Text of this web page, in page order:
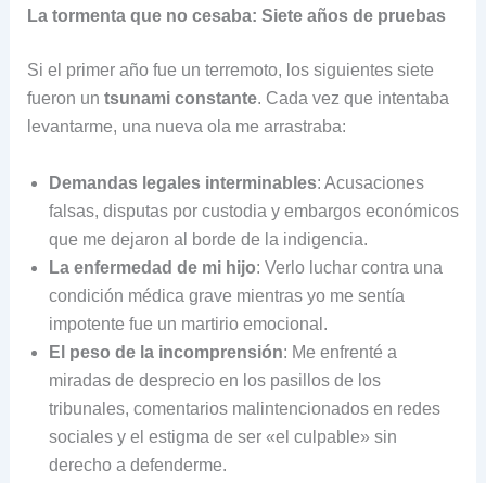
La tormenta que no cesaba: Siete años de pruebas
Si el primer año fue un terremoto, los siguientes siete
fueron un tsunami constante. Cada vez que intentaba
levantarme, una nueva ola me arrastraba:
Demandas legales interminables: Acusaciones
falsas, disputas por custodia y embargos económicos
que me dejaron al borde de la indigencia.
La enfermedad de mi hijo: Verlo luchar contra una
condición médica grave mientras yo me sentía
impotente fue un martirio emocional.
El peso de la incomprensión: Me enfrenté a
miradas de desprecio en los pasillos de los
tribunales, comentarios malintencionados en redes
sociales y el estigma de ser «el culpable» sin
derecho a defenderme.